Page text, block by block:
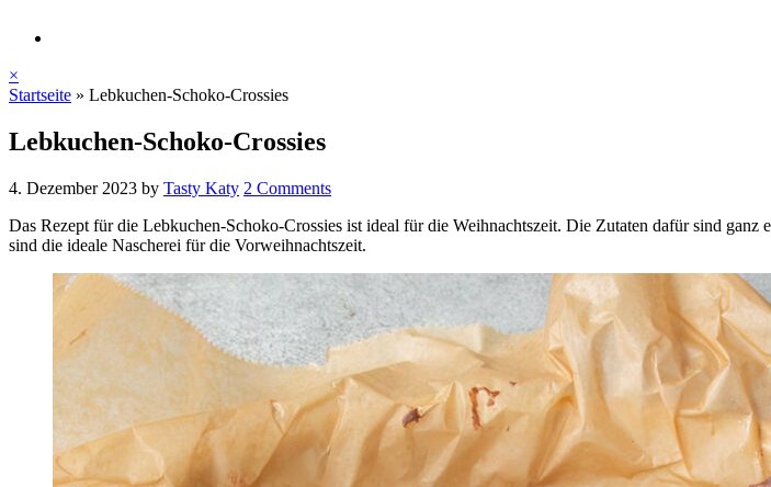
×
Startseite » Lebkuchen-Schoko-Crossies
Lebkuchen-Schoko-Crossies
4. Dezember 2023 by Tasty Katy 2 Comments
Das Rezept für die Lebkuchen-Schoko-Crossies ist ideal für die Weihnachtszeit. Die Zutaten dafür sind
sind die ideale Nascherei für die Vorweihnachtszeit.